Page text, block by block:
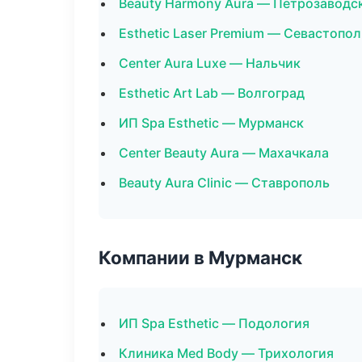
Beauty Harmony Aura —
Esthetic Laser Premium —
Center Aura Luxe — Нальчик
Esthetic Art Lab — Волгоград
ИП Spa Esthetic — Мурманск
Center Beauty Aura — Махачкала
Beauty Aura Clinic — Ставрополь
Компании в Мурманск
ИП Spa Esthetic — Подология
Клиника Med Body — Трихология